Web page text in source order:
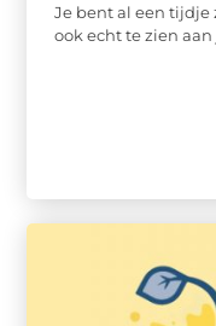
Je bent al een
ook echt te zien aan